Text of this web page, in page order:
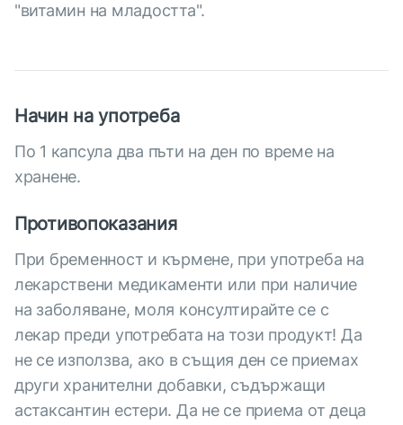
"витамин на младостта".
Начин на употреба
По 1 капсула два пъти на ден по време на
хранене.
Противопоказания
При бременност и кърмене, при употреба на
лекарствени медикаменти или при наличие
на заболяване, моля консултирайте се с
лекар преди употребата на този продукт! Да
не се използва, ако в същия ден се приемах
други хранителни добавки, съдържащи
астаксантин естери. Да не се приема от деца